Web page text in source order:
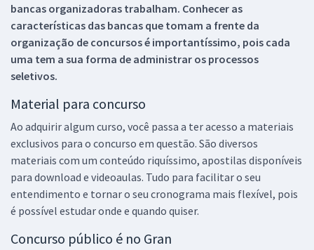
bancas organizadoras trabalham. Conhecer as
características das bancas que tomam a frente da
organização de concursos é importantíssimo, pois cada
uma tem a sua forma de administrar os processos
seletivos.
Material para concurso
Ao adquirir algum curso, você passa a ter acesso a materiais
exclusivos para o concurso em questão. São diversos
materiais com um conteúdo riquíssimo, apostilas disponíveis
para download e videoaulas. Tudo para facilitar o seu
entendimento e tornar o seu cronograma mais flexível, pois
é possível estudar onde e quando quiser.
Concurso público é no Gran